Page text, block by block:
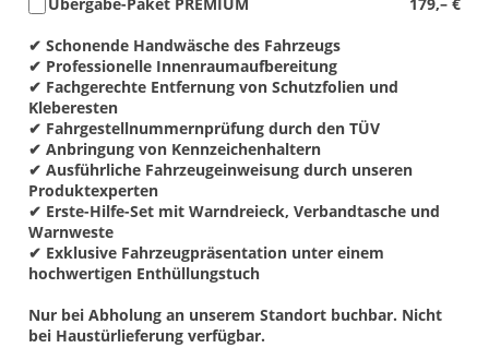
✔ Schonende Handwäsche des Fahrzeugs
✔ Professionelle Innenraumaufbereitung
✔ Fachgerechte Entfernung von Schutzfolien und
Kleberesten
✔ Fahrgestellnummernprüfung durch den TÜV
✔ Anbringung von Kennzeichenhaltern
✔ Ausführliche Fahrzeugeinweisung durch unseren
Produktexperten
✔ Erste-Hilfe-Set mit Warndreieck, Verbandtasche und
Warnweste
✔ Exklusive Fahrzeugpräsentation unter einem
hochwertigen Enthüllungstuch
Nur bei Abholung an unserem Standort buchbar. Nicht
bei Haustürlieferung verfügbar.